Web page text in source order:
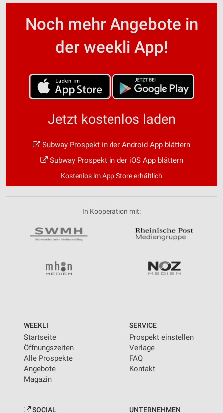
Noch mehr Angebote in
der weekli App!
Jetzt kostenlos laden
Subway Prospekt in der Android App blättern
Subway Prospekt in der iOS App blättern
Kostenlos im App Store erhältlich
In Kooperation mit:
WEEKLI
Startseite
Öffnungszeiten
Alle Prospekte
Angebote
Magazin
SERVICE
Prospekt einstellen
Verlage
FAQ
Kontakt
SOCIAL UNTERNEHMEN